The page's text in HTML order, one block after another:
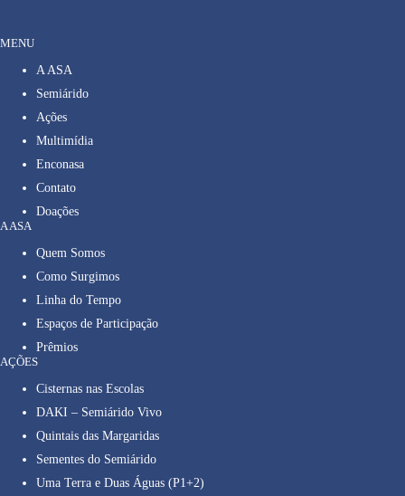
MENU
A ASA
Semiárido
Ações
Multimídia
Enconasa
Contato
Doações
A ASA
Quem Somos
Como Surgimos
Linha do Tempo
Espaços de Participação
Prêmios
AÇÕES
Cisternas nas Escolas
DAKI – Semiárido Vivo
Quintais das Margaridas
Sementes do Semiárido
Uma Terra e Duas Águas (P1+2)